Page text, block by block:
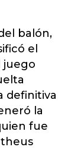
balón,
el
juego
definitiva
la
fue